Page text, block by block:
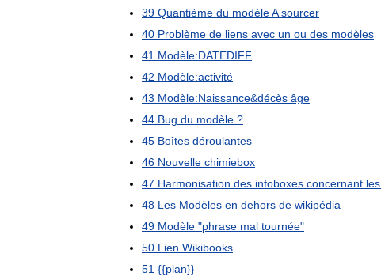
39 Quantième du modèleA sourcer
40 Problème de liens avec un ou des modèles
41 Modèle:DATEDIFF
42 Modèle:activité
43 Modèle:Naissance&décès âge
44 Bug du modèle ?
45 Boîtes déroulantes
46 Nouvelle chimiebox
47 Harmonisation des infoboxes concernant les
48 Les Modèles en dehors de wikipédia
49 Modèle "phrase mal tournée"
50 Lien Wikibooks
51 {{plan}}